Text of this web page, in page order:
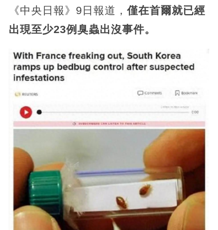
《中央日報》9日報道，僅在首爾就已經
出現至少23例臭蟲出沒事件。